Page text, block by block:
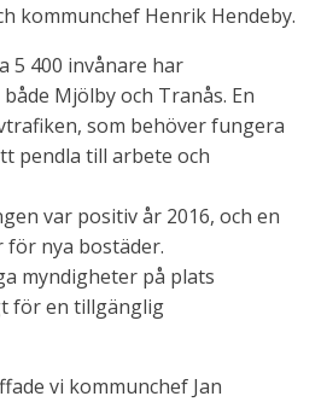
kommunchef Henrik Hendeby.
5 400 invånare har
Mjölby och Tranås. En
som behöver fungera
pendla till arbete och
var positiv år 2016, och en
nya bostäder.
myndigheter på plats
för en tillgänglig
vi kommunchef Jan